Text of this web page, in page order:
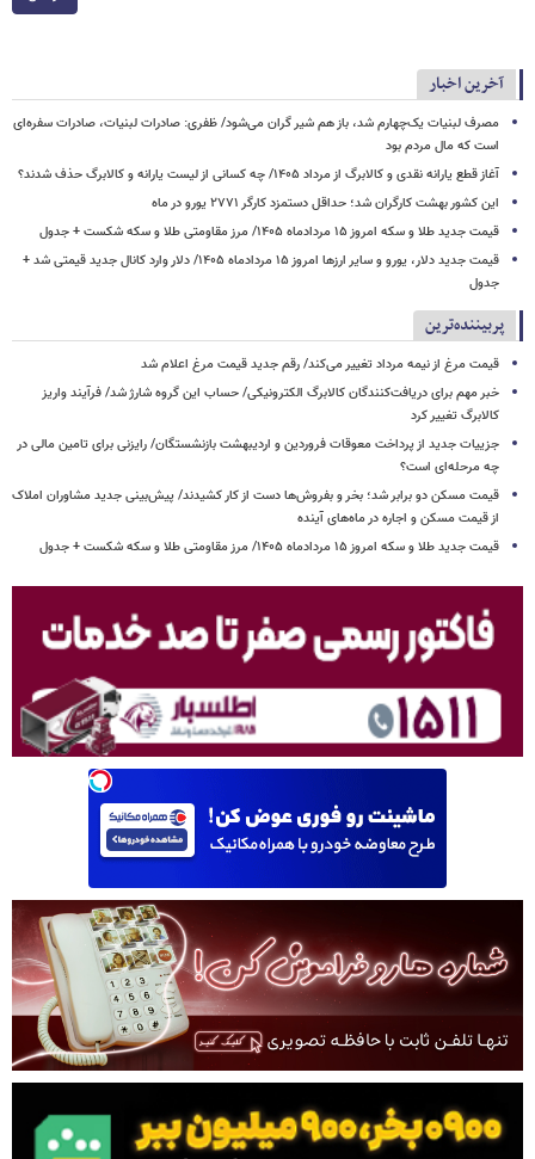
آخرین اخبار
مصرف لبنیات یک‌چهارم شد، باز هم شیر گران می‌شود/ ظفری: صادرات لبنیات، صادرات سفره‌ای
است که مال مردم بود
آغاز قطع یارانه نقدی و کالابرگ از مرداد ۱۴۰۵/ چه کسانی از لیست یارانه و کالابرگ حذف شدند؟
این کشور بهشت کارگران شد؛ حداقل دستمزد کارگر ۲۷۷۱ یورو در ماه
قیمت جدید طلا و سکه امروز ۱۵ مردادماه ۱۴۰۵/ مرز مقاومتی طلا و سکه شکست + جدول
قیمت جدید دلار، یورو و سایر ارزها امروز ۱۵ مردادماه ۱۴۰۵/ دلار وارد کانال جدید قیمتی شد +
جدول
پربیننده‌ترین
قیمت مرغ از نیمه مرداد تغییر می‌کند/ رقم جدید قیمت مرغ اعلام شد
خبر مهم برای دریافت‌کنندگان کالابرگ الکترونیکی/ حساب این گروه شارژ شد/ فرآیند واریز
کالابرگ تغییر کرد
جزییات جدید از پرداخت معوقات فروردین و اردیبهشت بازنشستگان/ رایزنی برای تامین مالی در
چه مرحله‌ای است؟
قیمت مسکن دو برابر شد؛ بخر و بفروش‌ها دست از کار کشیدند/ پیش‌بینی جدید مشاوران املاک
از قیمت مسکن و اجاره‌ در ماه‌های آینده
قیمت جدید طلا و سکه امروز ۱۵ مردادماه ۱۴۰۵/ مرز مقاومتی طلا و سکه شکست + جدول